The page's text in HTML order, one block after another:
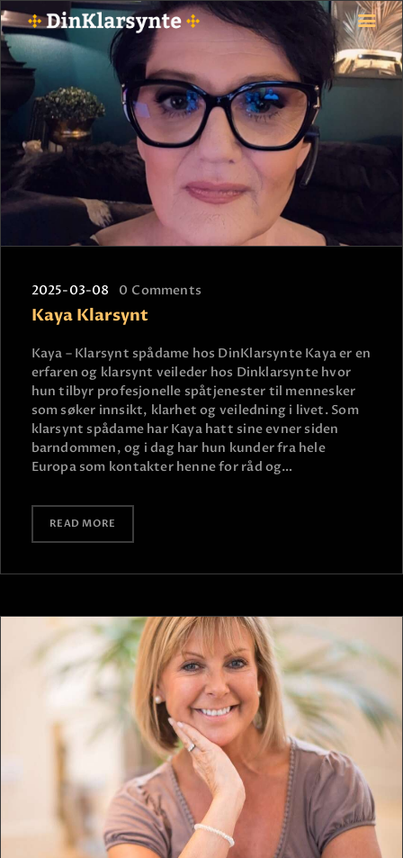
FORSIDE
ASTROLOGI
STJERNETEGN
TAROTKORT
KLARSYNTE
BETALING
VIPPS
FAQ
KONTAKT OSS
2025-03-08 0 Comments
Kaya Klarsynt
Kaya – Klarsynt spådame hos DinKlarsynte Kaya er en
erfaren og klarsynt veileder hos Dinklarsynte hvor
hun tilbyr profesjonelle spåtjenester til mennesker
som søker innsikt, klarhet og veiledning i livet. Som
klarsynt spådame har Kaya hatt sine evner siden
barndommen, og i dag har hun kunder fra hele
Europa som kontakter henne for råd og…
READ MORE